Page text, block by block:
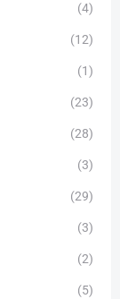
(4)
(12)
(1)
(23)
(28)
(3)
(29)
(3)
(2)
(5)